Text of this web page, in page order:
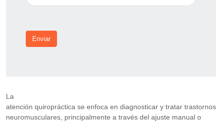
Enviar
La
atención quiropráctica se enfoca en diagnosticar y tratar trastornos
neuromusculares, principalmente a través del ajuste manual o